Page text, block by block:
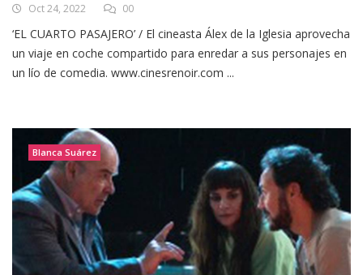
Oct 24, 2022 00
‘EL CUARTO PASAJERO’ / El cineasta Álex de la Iglesia aprovecha
un viaje en coche compartido para enredar a sus personajes en
un lío de comedia. www.cinesrenoir.com ...
Blanca Suárez